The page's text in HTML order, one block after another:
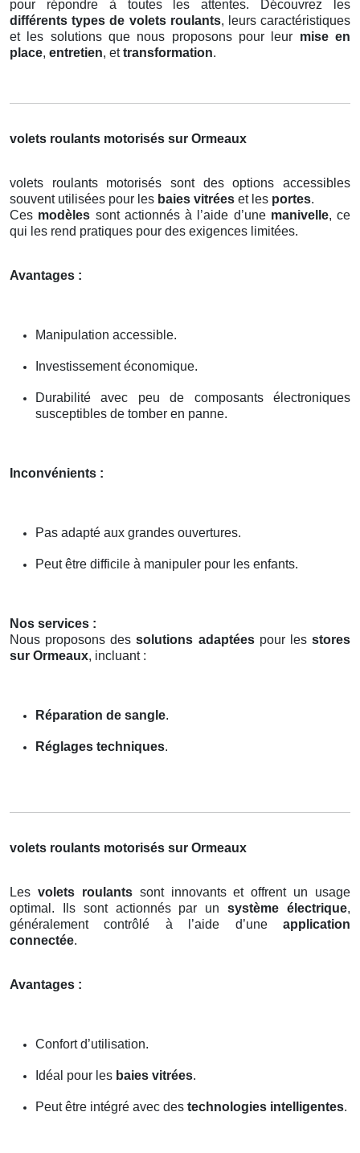
pour répondre à toutes les attentes. Découvrez les
différents types de volets roulants, leurs caractéristiques
et les solutions que nous proposons pour leur mise en
place, entretien, ettransformation.
volets roulants motorisés sur Ormeaux
volets roulants motorisés sont des options accessibles
souvent utilisées pour les baies vitrées et les portes.
Ces modèles sont actionnés à l’aide d’une manivelle, ce
qui les rend pratiques pour des exigences limitées.
Avantages :
Manipulation accessible.
Investissement économique.
Durabilité avec peu de composants électroniques
susceptibles de tomber en panne.
Inconvénients :
Pas adapté aux grandes ouvertures.
Peut être difficile à manipuler pour les enfants.
Nos services :
Nous proposons dessolutions adaptéespour lesstores
sur Ormeaux, incluant :
Réparation de sangle.
Réglages techniques.
volets roulants motorisés sur Ormeaux
Les volets roulantssont innovants et offrent un usage
optimal. Ils sont actionnés par unsystème électrique,
généralement contrôlé à l’aide d’une application
connectée.
Avantages :
Confort d’utilisation.
Idéal pour les baies vitrées.
Peut être intégré avec des technologies intelligentes.